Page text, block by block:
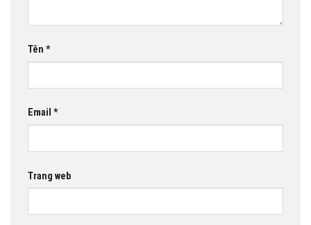
Tên *
Email *
Trang web